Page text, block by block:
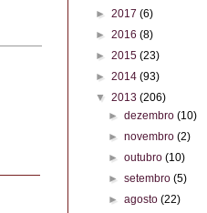
► 2017 (6)
► 2016 (8)
► 2015 (23)
► 2014 (93)
▼ 2013 (206)
►dezembro(10)
►novembro(2)
►outubro(10)
►setembro(5)
►agosto(22)